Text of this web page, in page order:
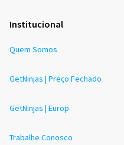
Institucional
Quem Somos
GetNinjas | Preço Fechado
GetNinjas | Europ
Trabalhe Conosco